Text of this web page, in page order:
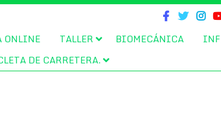
ONLINE TALLER BIOMECÁNICA
DE CARRETERA.